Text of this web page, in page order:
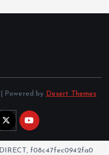
Powered by Desert Themes
DIRECT, f08c47fec0942fa0